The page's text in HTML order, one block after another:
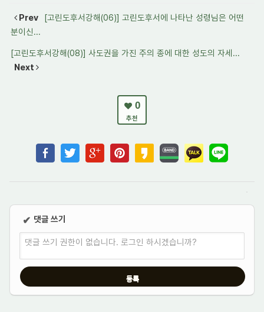
Prev
[고린도후서강해(06)] 고린도후서에 나타난 성령님은 어떤
분이신...
[고린도후서강해(08)] 사도권을 가진 주의 종에 대한 성도의 자세...
Next
0
추천
✔ 댓글 쓰기
댓글 쓰기 권한이 없습니다. 로그인 하시겠습니까?